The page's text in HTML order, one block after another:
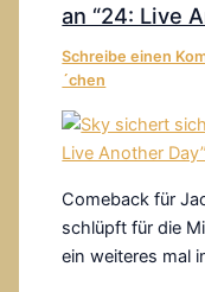
an “24: Live
Schreibe einen
´chen
Comeback für
schlüpft für die
ein weiteres mal